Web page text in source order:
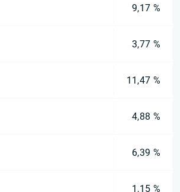
9,17 %
3,77 %
11,47 %
4,88 %
6,39 %
1,15 %